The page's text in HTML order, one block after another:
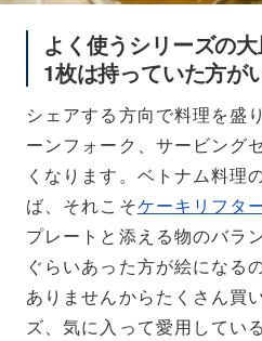
よく使うシリーズの
1枚は持っていた方が
シェアする方向で料理を盛
ーンフォーク、サービング
くなります。ベトナム料理
ば、それこそケーキリフタ
プレートと添える物のバラ
ぐらいあった方が絵になる
ありませんからたくさん買
ズ、気に入って愛用してい